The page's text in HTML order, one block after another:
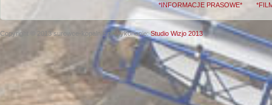
*INFORMACJE PRASOWE*
Copyright © 2013 surowce-kopalnie.plWykonanie:Studio Wizjo 2013